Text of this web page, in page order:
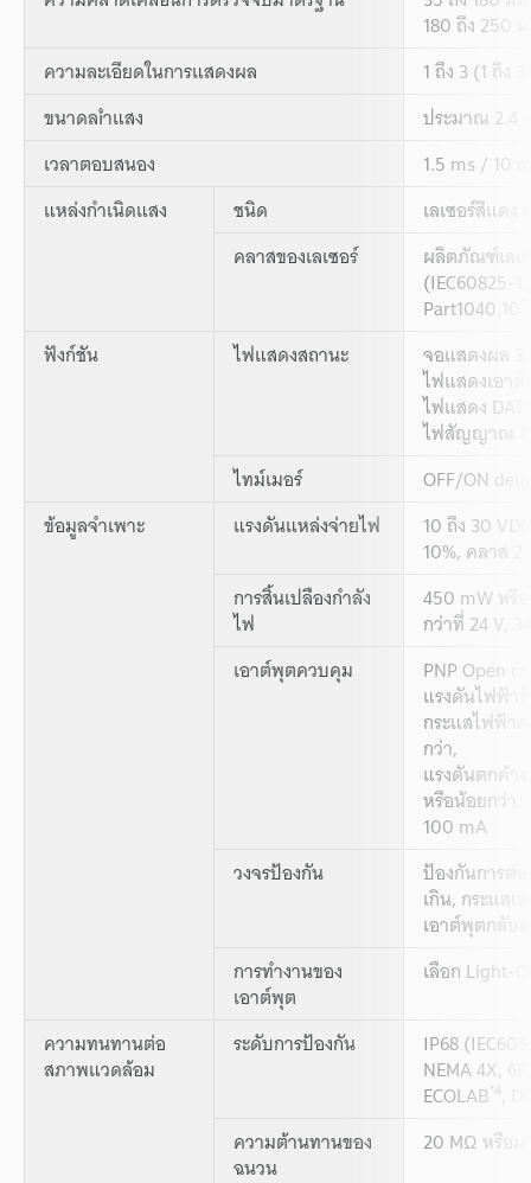
180 ถึง 250
ความละเอียดในการแสดงผล
1 ถึง 3 (1 ถึง
ขนาดลíำแสง
ประมาณ 2.4
เวลาตอบสนอง
1.5 ms / 10
แหล่งกำเนิดแสง
ชนิด
เลเซอร์สีแดง
คลาสของเลเซอร์
ผลิตภัณฑ์เลเ
(IEC60825-
Part1040.10
ฟังก์ชัน ไฟแสดงสถานะ จอแสดงผล 3
ไฟแสดงเอา
ไฟแสดง
ไฟสัญญาณ 1
ไทม์เมอร์
OFF/ON
ข้อมูลจำเพาะ
แรงดันแหล่งจ่ายไฟ 10 ถึง 30
10%, คลาส 2
การสิ้นเปลืองกำลัง
ไฟ
450 mW หรื
กว่าที่ 24 V,
เอาต์พุตควบคุม
PNP Open
แรงดันไฟฟ้า
กระแสไฟฟ้า
กว่า,
แรงดันตกค้า
หรือน้อยกว่า,
100 mA
วงจรป้องกัน
ป้องกันการต่
เกิน, กระแส
เอาต์พุตกลับ
การทำงานของ
เอาต์พุต
เลือก Light-
ความทนทานต่อ
สภาพแวดล้อม
ระดับการป้องกัน IP68
NEMA 4X,
ECOLAB*4,
ความต้านทานของ
ฉนวน
20 MΩ หรือม